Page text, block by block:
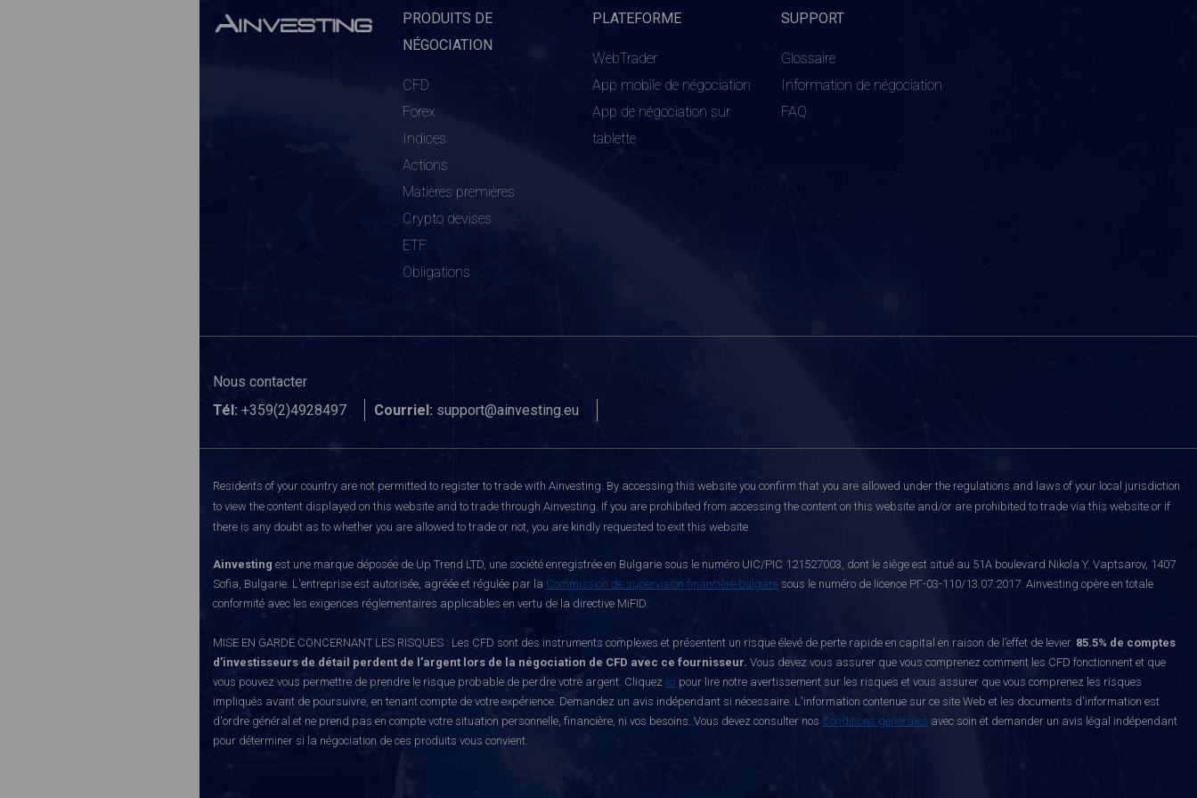
PRODUITS DE
NÉGOCIATION
CFD
Forex
Indices
Actions
Matières premières
Crypto devises
ETF
Obligations
PLATEFORME
WebTrader
App mobile de négociation
App de négociation sur
tablette
SUPPORT
Glossaire
Information de négociation
FAQ
Nous contacter
Tél: +359(2)4928497 Courriel: support@ainvesting.eu
Residents of your country are not permitted to register to trade with Ainvesting. By accessing this website you confirm that you are allowed under the regulations and laws of your local jurisdiction
to view the content displayed on this website and to trade through Ainvesting. If you are prohibited from accessing the content on this website and/or are prohibited to trade via this website or if
there is any doubt as to whether you are allowed to trade or not, you are kindly requested to exit this website.
Ainvesting est une marque déposée de Up Trend LTD, une société enregistrée en Bulgarie sous le numéro UIC/PIC 121527003, dont le siège est situé au 51A boulevard Nikola Y. Vaptsarov, 1407
Sofia, Bulgarie. L'entreprise est autorisée, agréée et régulée par la Commission de supervision financière bulgare sous le numéro de licence РГ-03-110/13.07.2017. Ainvesting opère en totale
conformité avec les exigences réglementaires applicables en vertu de la directive MiFID.
MISE EN GARDE CONCERNANT LES RISQUES : Les CFD sont des instruments complexes et présentent un risque élevé de perte rapide en capital en raison de l’effet de levier. 85.5% de comptes
d’investisseurs de détail perdent de l’argent lors de la négociation de CFD avec ce fournisseur. Vous devez vous assurer que vous comprenez comment les CFD fonctionnent et que
vous pouvez vous permettre de prendre le risque probable de perdre votre argent. Cliquez ici pour lire notre avertissement sur les risques et vous assurer que vous comprenez les risques
impliqués avant de poursuivre, en tenant compte de votre expérience. Demandez un avis indépendant si nécessaire. L'information contenue sur ce site Web et les documents d'information est
d'ordre général et ne prend pas en compte votre situation personnelle, financière, ni vos besoins. Vous devez consulter nos Conditions générales avec soin et demander un avis légal indépendant
pour déterminer si la négociation de ces produits vous convient.